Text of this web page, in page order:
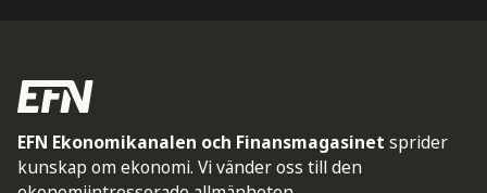
EFN Ekonomikanalen och Finansmagasinet sprider
kunskap om ekonomi. Vi vänder oss till den